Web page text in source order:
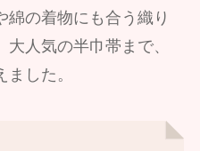
綿の着物にも合う織り
人気の半巾帯まで、
した。